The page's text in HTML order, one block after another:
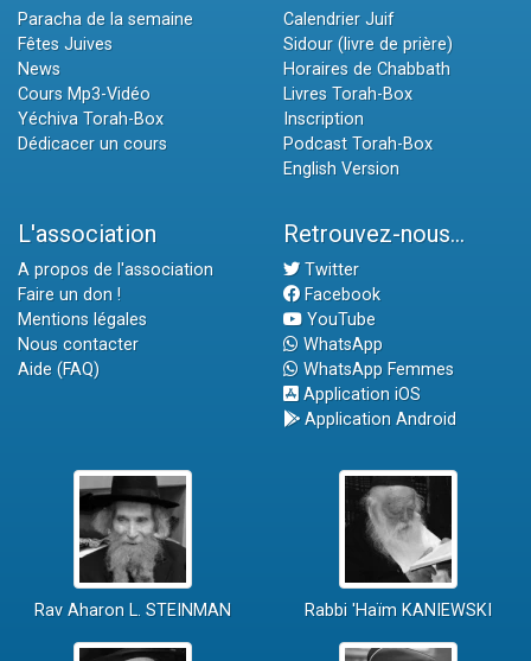
Paracha de la semaine
Fêtes Juives
News
Cours Mp3-Vidéo
Yéchiva Torah-Box
Dédicacer un cours
Calendrier Juif
Sidour (livre de prière)
Horaires de Chabbath
Livres Torah-Box
Inscription
Podcast Torah-Box
English Version
L'association
A propos de l'association
Faire un don !
Mentions légales
Nous contacter
Aide (FAQ)
Retrouvez-nous...
Twitter
Facebook
YouTube
WhatsApp
WhatsApp Femmes
Application iOS
Application Android
Rav Aharon L. STEINMAN Rabbi 'Haïm KANIEWSKI